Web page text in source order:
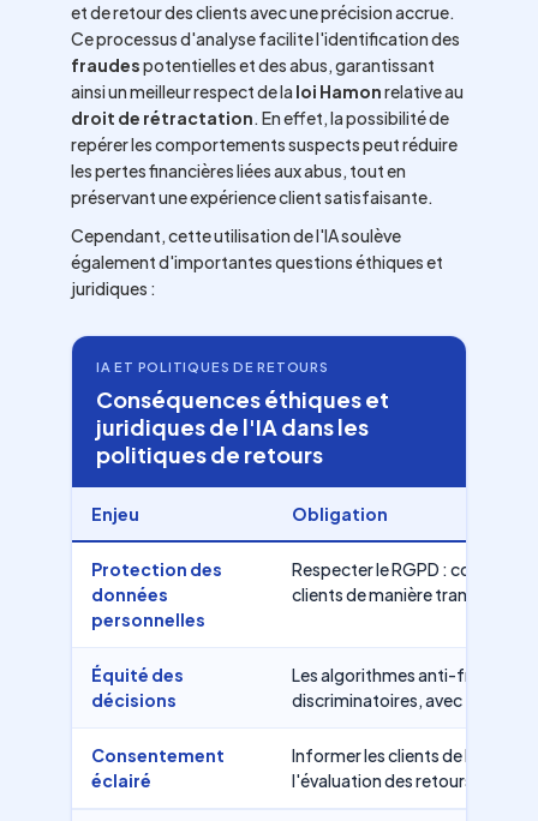
et de retour des clients avec une précision accrue.
Ce processus d'analyse facilite l'identification des
fraudespotentielles et des abus, garantissant
ainsi un meilleur respect de la loi Hamonrelative au
droit de rétractation. En effet, la possibilité de
repérer les comportements suspects peut réduire
les pertes financières liées aux abus, tout en
préservant une expérience client satisfaisante.
Cependant, cette utilisation de l'IA soulève
également d'importantes questions éthiques et
juridiques :
IA ET POLITIQUES DE RETOURS
Conséquences éthiques et
juridiques de l'IA dans les
politiques de retours
Enjeu Obligation
Protection des
données
personnelles
Respecter le RGPD : collecte
clients de manière
Équité des
décisions
Les algorithmes anti-fraude
discriminatoires, avec
Consentement
éclairé
Informer les clients de
l'évaluation des retours et